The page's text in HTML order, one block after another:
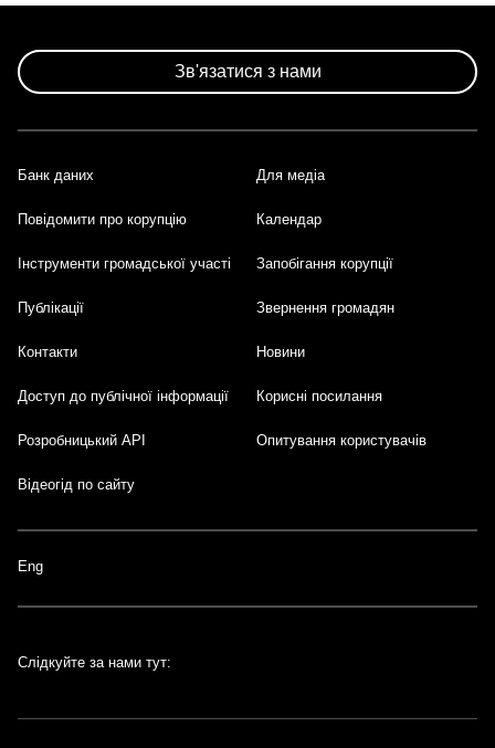
Зв'язатися з нами
Footer
Банк даних Для медіа
Повідомити про корупцію Календар
Інструменти громадської участі Запобігання корупції
Публікації Звернення громадян
Контакти Новини
Доступ до публічної інформації Корисні посилання
Розробницький API Опитування користувачів
Відеогід по сайту
Eng
Слідкуйте за нами тут: